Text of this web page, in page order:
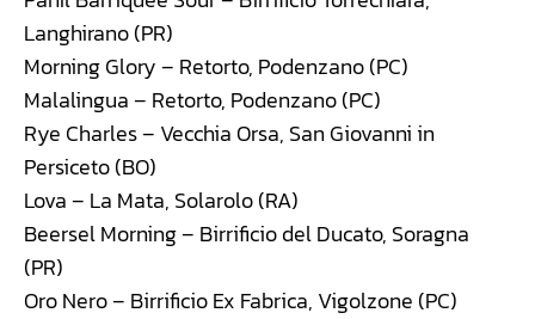
Langhirano (PR)
Morning Glory – Retorto, Podenzano (PC)
Malalingua – Retorto, Podenzano (PC)
Rye Charles – Vecchia Orsa, San Giovanni in
Persiceto (BO)
Lova – La Mata, Solarolo (RA)
Beersel Morning – Birrificio del Ducato, Soragna
(PR)
Oro Nero – Birrificio Ex Fabrica, Vigolzone (PC)